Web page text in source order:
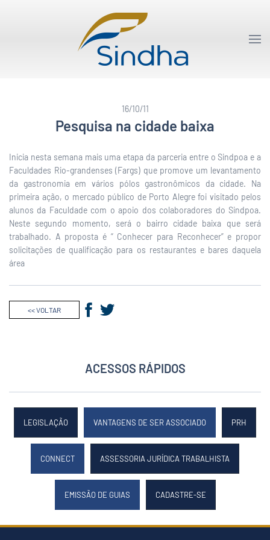
16/10/11
Pesquisa na cidade baixa
Inicia nesta semana mais uma etapa da parceria entre o Sindpoa e a
Faculdades Rio-grandenses (Fargs) que promove um levantamento
da gastronomia em vários pólos gastronômicos da cidade. Na
primeira ação, o mercado público de Porto Alegre foi visitado pelos
alunos da Faculdade com o apoio dos colaboradores do Sindpoa.
Neste segundo momento, será o bairro cidade baixa que será
trabalhado. A proposta é “ Conhecer para Reconhecer” e propor
solicitações de qualificação para os restaurantes e bares daquela
área
<< VOLTAR
ACESSOS RÁPIDOS
LEGISLAÇÃO VANTAGENS DE SER ASSOCIADO PRH
CONNECT ASSESSORIA JURÍDICA TRABALHISTA
EMISSÃO DE GUIAS CADASTRE-SE